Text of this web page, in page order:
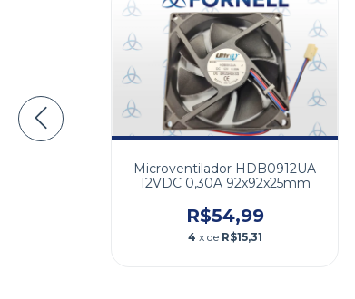
Microventilador HDB0912UA
12VDC 0,30A 92x92x25mm
R$54,99
4 x de R$15,31